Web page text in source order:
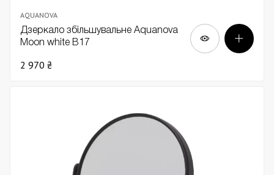
AQUANOVA
Дзеркало збільшувальне Aquanova
Moon white В17
2 970 ₴